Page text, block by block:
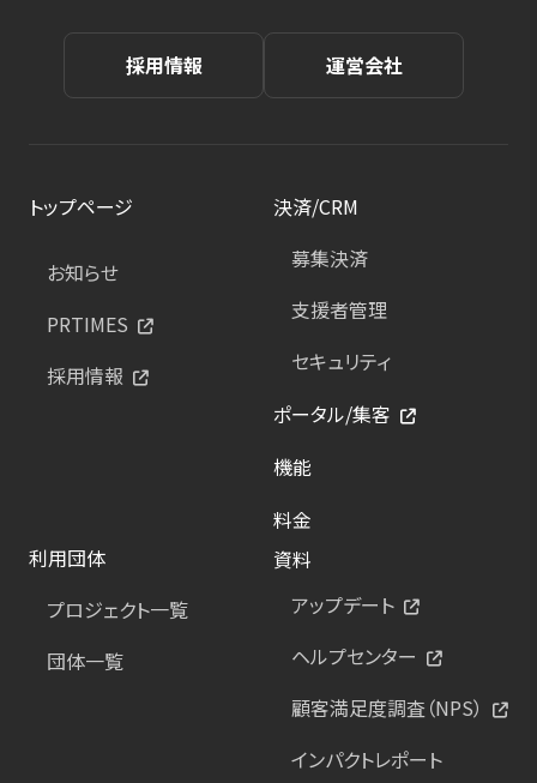
採用情報 運営会社
トップページ
お知らせ
PRTIMES
採用情報
決済/CRM
募集決済
支援者管理
セキュリティ
ポータル/集客
機能
料金
利用団体
プロジェクト一覧
団体一覧
資料
アップデート
ヘルプセンター
顧客満足度調査（NPS）
インパクトレポート